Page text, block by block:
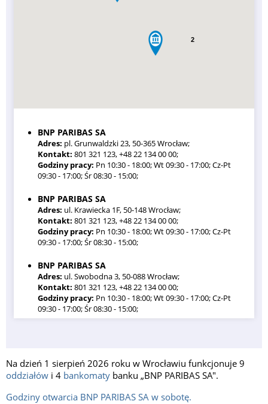
BNP PARIBAS SA
Adres: pl. Grunwaldzki 23, 50-365 Wrocław;
Kontakt: 801 321 123, +48 22 134 00 00;
Godziny pracy: Pn 10:30 - 18:00; Wt 09:30 - 17:00; Cz-Pt
09:30 - 17:00; Śr 08:30 - 15:00;
BNP PARIBAS SA
Adres: ul. Krawiecka 1F, 50-148 Wrocław;
Kontakt: 801 321 123, +48 22 134 00 00;
Godziny pracy: Pn 10:30 - 18:00; Wt 09:30 - 17:00; Cz-Pt
09:30 - 17:00; Śr 08:30 - 15:00;
BNP PARIBAS SA
Adres: ul. Swobodna 3, 50-088 Wrocław;
Kontakt: 801 321 123, +48 22 134 00 00;
Godziny pracy: Pn 10:30 - 18:00; Wt 09:30 - 17:00; Cz-Pt
09:30 - 17:00; Śr 08:30 - 15:00;
Godziny pracy:Pn 10:30 - 18:00; Wt 09:30 - 17:00; Cz-Pt
09:30 - 17:00; Śr 08:30 - 15:00;
BNP PARIBAS SA
2
Na dzień 1 sierpień 2026 roku w Wrocławiu funkcjonuje 9
oddziałów i 4 bankomaty banku „BNP PARIBAS SA".
Godziny otwarcia BNP PARIBAS SA w sobotę.